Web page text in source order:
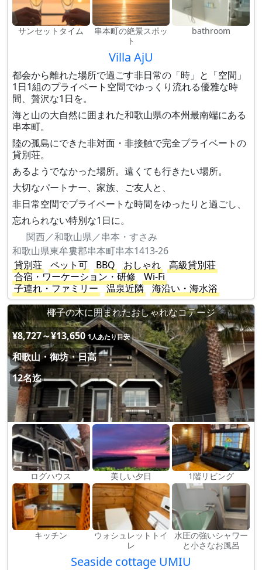
サンセットタイム
串本町の絶景スポッ
ト
bathroom
Villa AjU
都会から離れた場所で過ごす非日常の「時」と「空間」
1日1組のプライベート空間でゆっくり流れる優雅な時
間、贅沢な1日を。
海と山の大自然に囲まれた​和歌山県の本州最南端にある
串本町。
​陸の孤島にできた​非対面・非接触で完全プライベートの
貸別荘。
あるようでなかった場所。遠くても行きたい場所。
大切なパートナー、家族、ご友人と、
非日常空間でプライベートな時間をゆったりと過ごし、
忘れられない特別な1日に。
関西／和歌山県／串本・すさみ
和歌山県東牟婁郡串本町串本1413-26
貸別荘
ペット可 BBQ おしゃれ
高級貸別荘
合宿・ワーケーション・研修
Wi-Fi
子連れ・ファミリー
温泉近隣
海沿い・海水浴
椰子の木に囲まれたおしゃれなコテージ
¥8,727～¥13,650 1人あたり目安
和歌山・御坊・日高
12名迄
ログハウス 美しい夕日 1階リビング
キッチン
ウォシュレットトイ
レ
水圧の強いシャワー
と小さなお風呂
Seaside cottage UMIU